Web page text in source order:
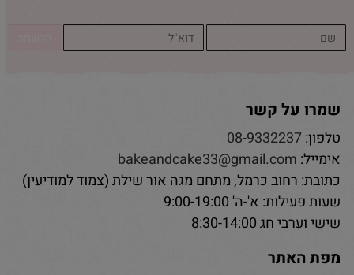
שמרו על קשר
טלפון:08-9332237
אימייל: bakeandcake33@gmail.com
כתובת: רחוב כרמל, מתחם מגה אור שילת (צמוד למודיעין)
שעות פעילות: א'-ה' 9:00-19:00
שישי וערבי חג 8:30-14:00
מפת האתר